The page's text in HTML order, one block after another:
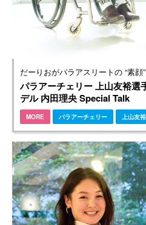
だーりおがパラアスリートの “素顔
パラアーチェリー 上山友裕選
デル 内田理央 Special Talk
MORE パラアーチェリー 上山友裕